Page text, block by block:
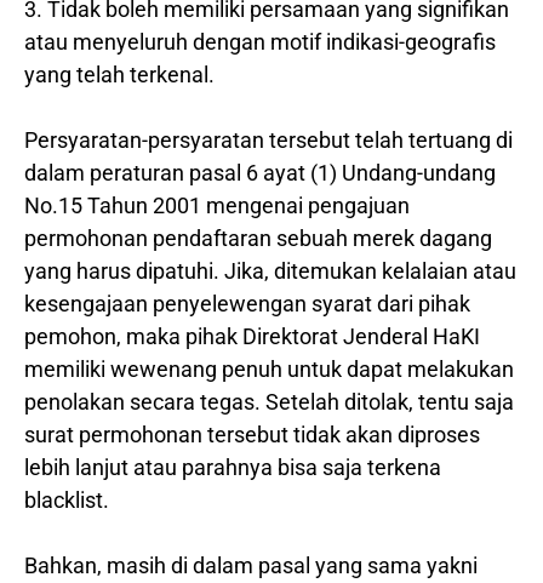
3. Tidak boleh memiliki persamaan yang signifikan
atau menyeluruh dengan motif indikasi-geografis
yang telah terkenal.
Persyaratan-persyaratan tersebut telah tertuang di
dalam peraturan pasal 6 ayat (1) Undang-undang
No.15 Tahun 2001 mengenai pengajuan
permohonan pendaftaran sebuah merek dagang
yang harus dipatuhi. Jika, ditemukan kelalaian atau
kesengajaan penyelewengan syarat dari pihak
pemohon, maka pihak Direktorat Jenderal HaKI
memiliki wewenang penuh untuk dapat melakukan
penolakan secara tegas. Setelah ditolak, tentu saja
surat permohonan tersebut tidak akan diproses
lebih lanjut atau parahnya bisa saja terkena
blacklist.
Bahkan, masih di dalam pasal yang sama yakni